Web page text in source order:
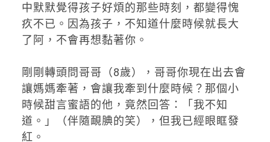
中默默覺得孩子好煩的那些時刻，都變得愧
疚不已。因為孩子，不知道什麼時候就長大
了阿，不會再想黏著你。
剛剛轉頭問哥哥（8歲），哥哥你現在出去會
讓媽媽牽著，會讓我牽到什麼時候？那個小
時候甜言蜜語的他，竟然回答：「我不知
道。」（伴隨靦腆的笑），但我已經眼眶發
紅。